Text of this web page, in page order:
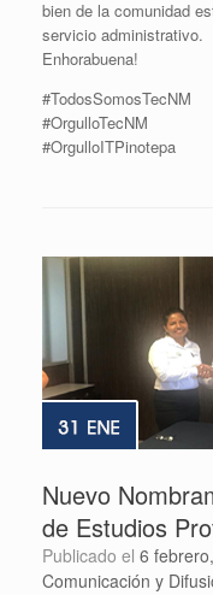
bien de la comunidad
servicio administrativo.
Enhorabuena!
#TodosSomosTecNM
#OrgulloTecNM
#OrgulloITPinotepa
Nuevo
de Estudios
Publicado el 6
Comunicación y